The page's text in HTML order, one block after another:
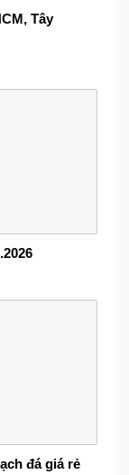
Tây
đá giá rẻ